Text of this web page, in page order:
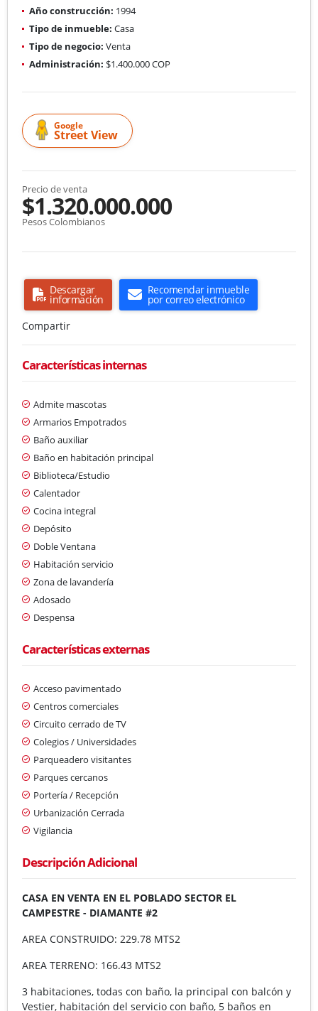
Año construcción: 1994
Tipo de inmueble: Casa
Tipo de negocio: Venta
Administración: $1.400.000 COP
Google
Street View
Precio de venta
$1.320.000.000
Pesos Colombianos
Descargar
información
Recomendar inmueble
por correo electrónico
Compartir
Características internas
Admite mascotas
Armarios Empotrados
Baño auxiliar
Baño en habitación principal
Biblioteca/Estudio
Calentador
Cocina integral
Depósito
Doble Ventana
Habitación servicio
Zona de lavandería
Adosado
Despensa
Características externas
Acceso pavimentado
Centros comerciales
Circuito cerrado de TV
Colegios / Universidades
Parqueadero visitantes
Parques cercanos
Portería / Recepción
Urbanización Cerrada
Vigilancia
Descripción Adicional
CASA EN VENTA EN EL POBLADO SECTOR EL
CAMPESTRE - DIAMANTE #2
AREA CONSTRUIDO: 229.78 MTS2
AREA TERRENO: 166.43 MTS2
3 habitaciones, todas con baño, la principal con balcón y
Vestier, habitación del servicio con baño, 5 baños en